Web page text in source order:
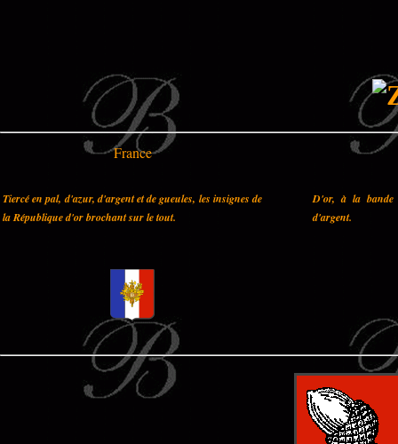
France
Tiercé en pal, d'azur, d'argent et de gueules, les insignes de
la République d'or brochant sur le tout.
D'or, à la bande
d'argent.